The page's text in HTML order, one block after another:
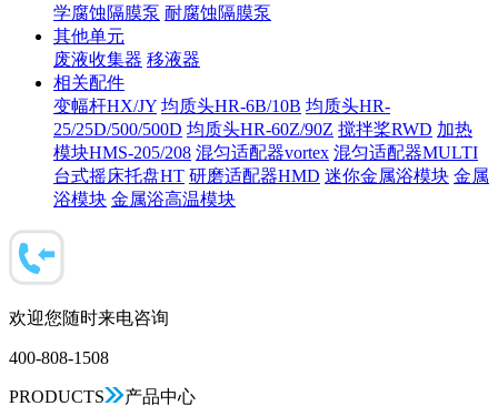
学腐蚀隔膜泵 耐腐蚀隔膜泵
其他单元
废液收集器 移液器
相关配件
变幅杆HX/JY 均质头HR-6B/10B 均质头HR-
25/25D/500/500D 均质头HR-60Z/90Z 搅拌桨RWD 加热
模块HMS-205/208 混匀适配器vortex 混匀适配器MULTI
台式摇床托盘HT 研磨适配器HMD 迷你金属浴模块 金属
浴模块 金属浴高温模块
欢迎您随时来电咨询
400-808-1508
PRODUCTS 产品中心